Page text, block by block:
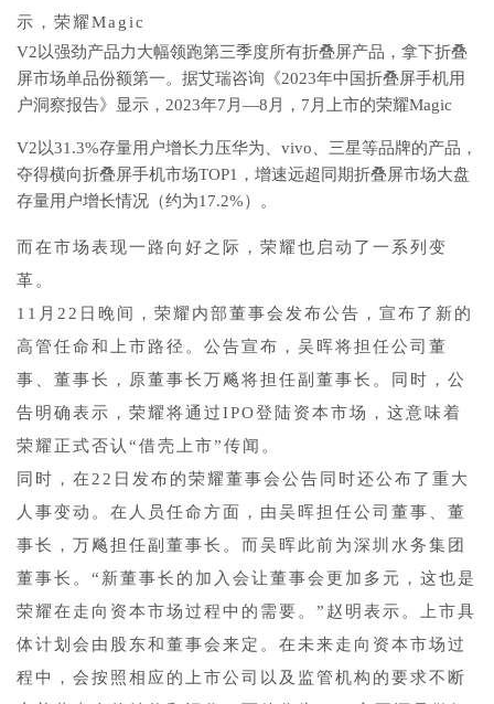
示，荣耀Magic
V2以强劲产品力大幅领跑第三季度所有折叠屏产品，拿下折叠
屏市场单品份额第一。据艾瑞咨询《2023年中国折叠屏手机用
户洞察报告》显示，2023年7月—8月，7月上市的荣耀Magic
V2以31.3%存量用户增长力压华为、vivo、三星等品牌的产品，
夺得横向折叠屏手机市场TOP1，增速远超同期折叠屏市场大盘
存量用户增长情况（约为17.2%）。
而在市场表现一路向好之际，荣耀也启动了一系列变
革。
11月22日晚间，荣耀内部董事会发布公告，宣布了新的
高管任命和上市路径。公告宣布，吴晖将担任公司董
事、董事长，原董事长万飚将担任副董事长。同时，公
告明确表示，荣耀将通过IPO登陆资本市场，这意味着
荣耀正式否认“借壳上市”传闻。
同时，在22日发布的荣耀董事会公告同时还公布了重大
人事变动。在人员任命方面，由吴晖担任公司董事、董
事长，万飚担任副董事长。而吴晖此前为深圳水务集团
董事长。“新董事长的加入会让董事会更加多元，这也是
荣耀在走向资本市场过程中的需要。”赵明表示。上市具
体计划会由股东和董事会来定。在未来走向资本市场过
程中，会按照相应的上市公司以及监管机构的要求不断